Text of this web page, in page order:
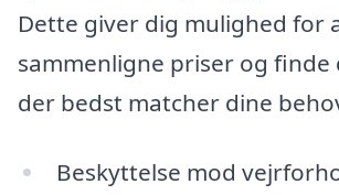
Dette giver dig mulighed for
sammenligne priser og finde
der bedst matcher dine
Beskyttelse mod